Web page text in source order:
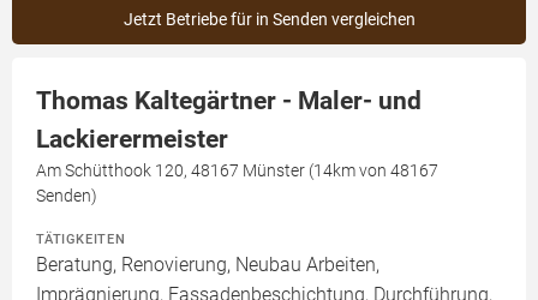
Jetzt Betriebe für in Senden vergleichen
Thomas Kaltegärtner - Maler- und
Lackierermeister
Am Schütthook 120, 48167 Münster (14km von 48167
Senden)
TÄTIGKEITEN
Beratung, Renovierung, Neubau Arbeiten,
Imprägnierung, Fassadenbeschichtung, Durchführung,